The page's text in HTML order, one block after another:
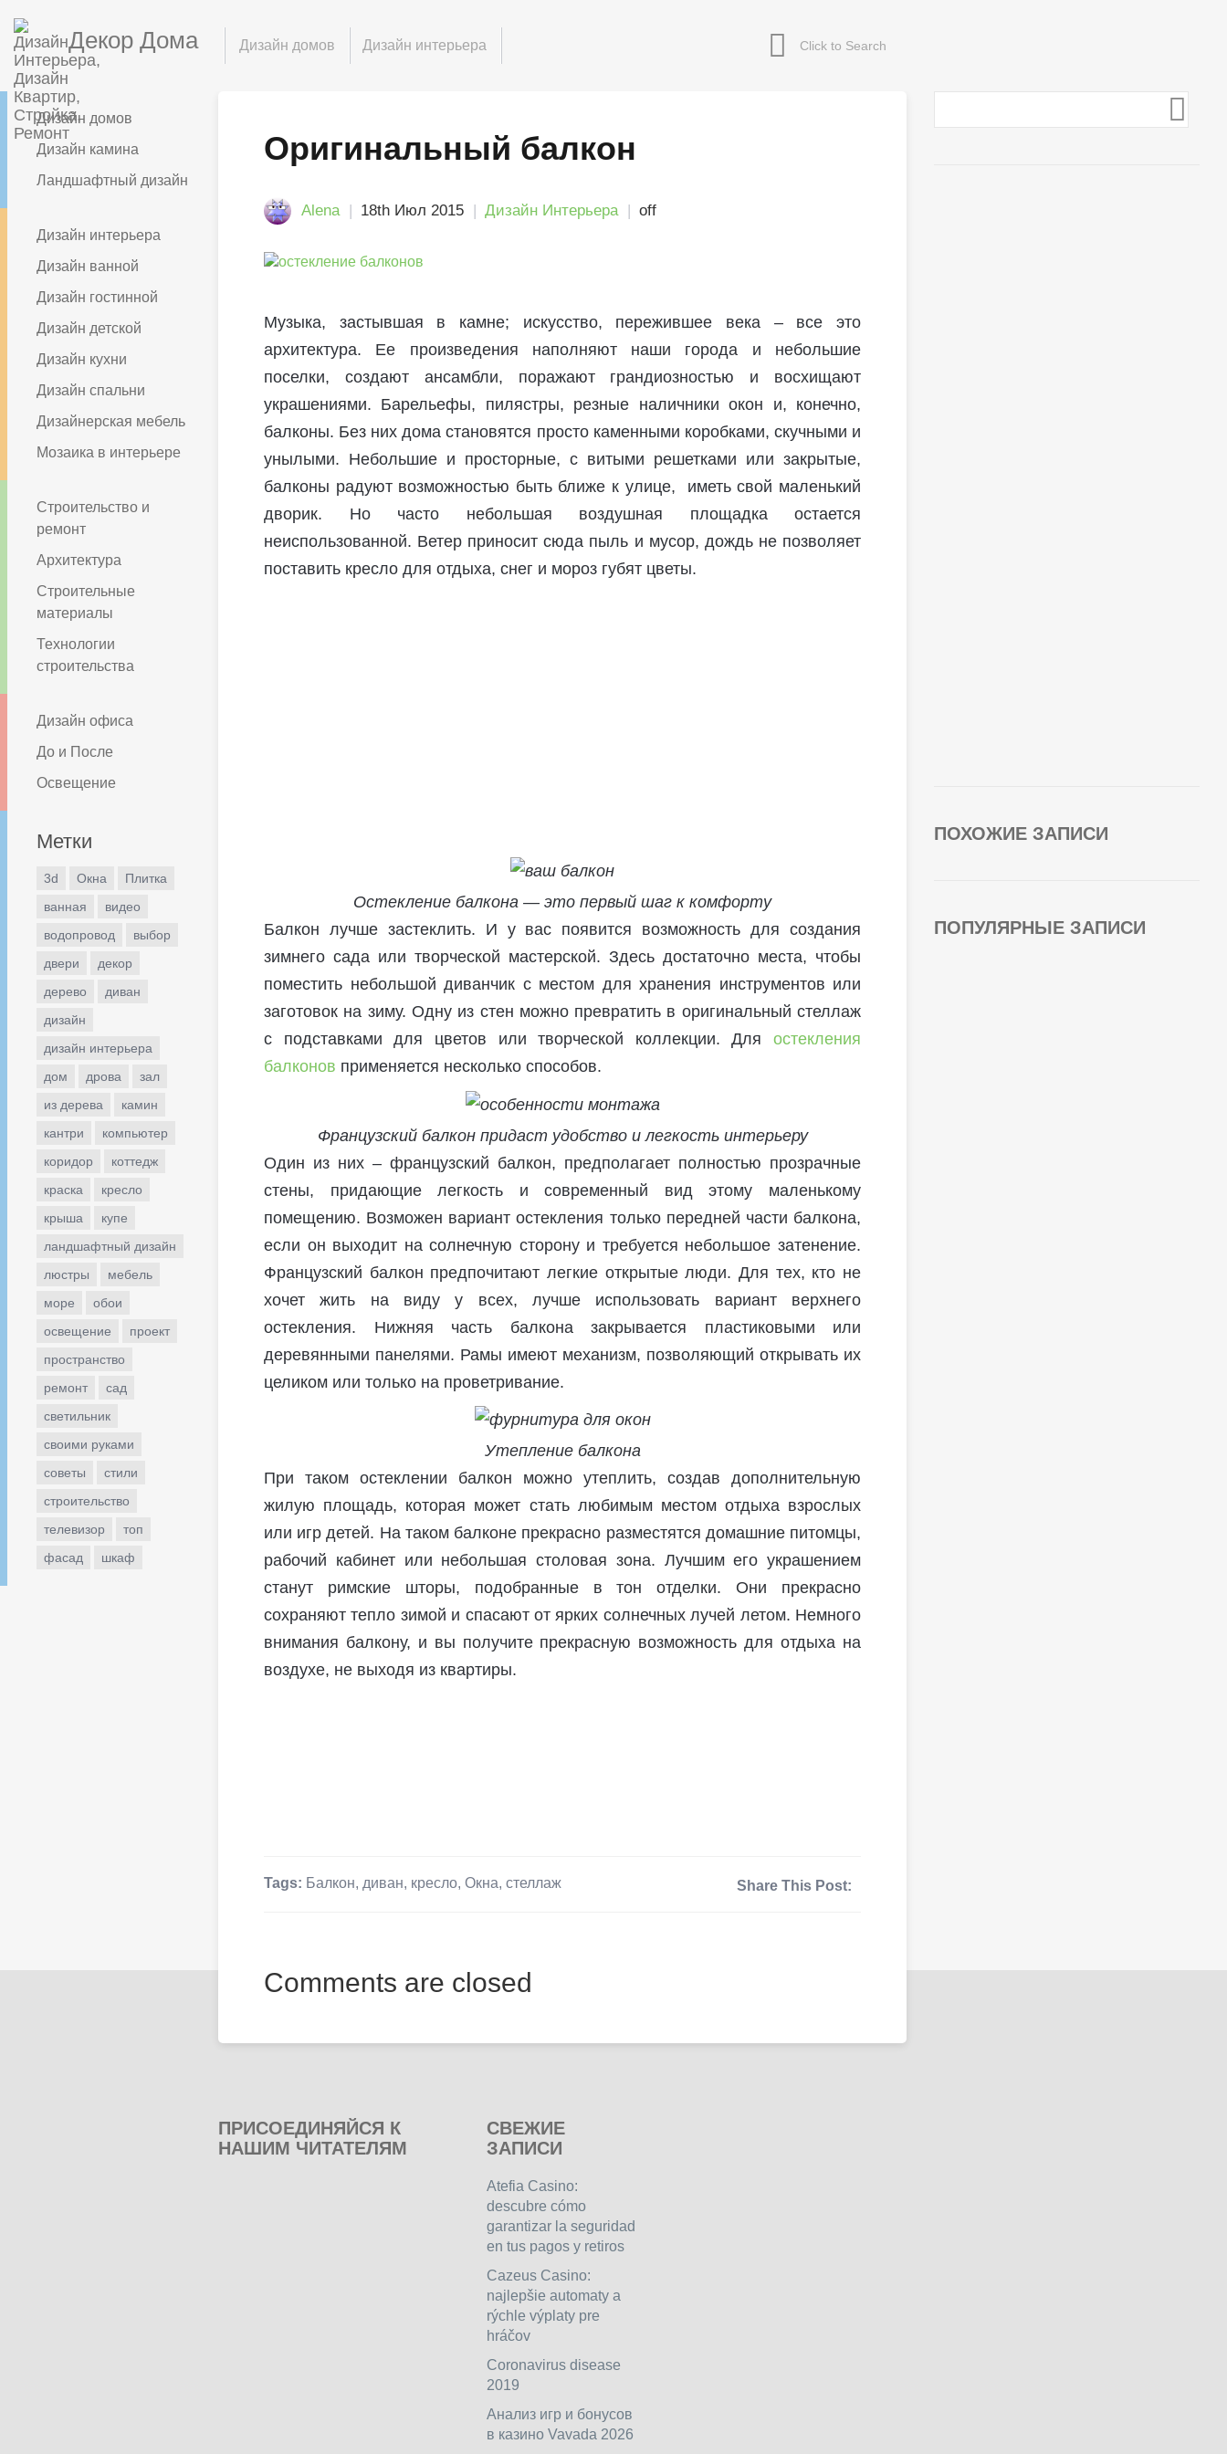
Декор Дома Дизайн домов Дизайн интерьера
Дизайн домов
Дизайн камина
Ландшафтный дизайн
Дизайн интерьера
Дизайн ванной
Дизайн гостинной
Дизайн детской
Дизайн кухни
Дизайн спальни
Дизайнерская мебель
Мозаика в интерьере
Строительство и
ремонт
Архитектура
Строительные
материалы
Технологии
строительства
Дизайн офиса
До и После
Освещение
Метки
3d Окна
Плитка
ванная
видео
водопровод
выбор
двери
декор
дерево
диван
дизайн
дизайн интерьера
дом
дрова
зал
из дерева
камин
кантри
компьютер
коридор
коттедж
краска
кресло
крыша
купе
ландшафтный дизайн
люстры
мебель
море
обои
освещение
проект
пространство
ремонт
сад
светильник
своими руками
советы
стили
строительство
телевизор
топ
фасад
шкаф
Оригинальный балкон
Alena 18th Июл 2015 Дизайн Интерьера off
Музыка, застывшая в камне; искусство, пережившее века – все это
архитектура. Ее произведения наполняют наши города и небольшие
поселки, создают ансамбли, поражают грандиозностью и восхищают
украшениями. Барельефы, пилястры, резные наличники окон и, конечно,
балконы. Без них дома становятся просто каменными коробками, скучными и
унылыми. Небольшие и просторные, с витыми решетками или закрытые,
балконы радуют возможностью быть ближе к улице, иметь свой маленький
дворик. Но часто небольшая воздушная площадка остается
неиспользованной. Ветер приносит сюда пыль и мусор, дождь не позволяет
поставить кресло для отдыха, снег и мороз губят цветы.
Остекление балкона — это первый шаг к комфорту
Балкон лучше застеклить. И у вас появится возможность для создания
зимнего сада или творческой мастерской. Здесь достаточно места, чтобы
поместить небольшой диванчик с местом для хранения инструментов или
заготовок на зиму. Одну из стен можно превратить в оригинальный стеллаж
с подставками для цветов или творческой коллекции. Для остекления
балконов применяется несколько способов.
Французский балкон придаст удобство и легкость интерьеру
Один из них – французский балкон, предполагает полностью прозрачные
стены, придающие легкость и современный вид этому маленькому
помещению. Возможен вариант остекления только передней части балкона,
если он выходит на солнечную сторону и требуется небольшое затенение.
Французский балкон предпочитают легкие открытые люди. Для тех, кто не
хочет жить на виду у всех, лучше использовать вариант верхнего
остекления. Нижняя часть балкона закрывается пластиковыми или
деревянными панелями. Рамы имеют механизм, позволяющий открывать их
целиком или только на проветривание.
Утепление балкона
При таком остеклении балкон можно утеплить, создав дополнительную
жилую площадь, которая может стать любимым местом отдыха взрослых
или игр детей. На таком балконе прекрасно разместятся домашние питомцы,
рабочий кабинет или небольшая столовая зона. Лучшим его украшением
станут римские шторы, подобранные в тон отделки. Они прекрасно
сохраняют тепло зимой и спасают от ярких солнечных лучей летом. Немного
внимания балкону, и вы получите прекрасную возможность для отдыха на
воздухе, не выходя из квартиры.
Tags: Балкон, диван, кресло, Окна, стеллаж Share This Post:
Comments are closed
ПОХОЖИЕ ЗАПИСИ
ПОПУЛЯРНЫЕ ЗАПИСИ
ПРИСОЕДИНЯЙСЯ К
НАШИМ ЧИТАТЕЛЯМ
СВЕЖИЕ
ЗАПИСИ
Atefia Casino:
descubre cómo
garantizar la seguridad
en tus pagos y retiros
Cazeus Casino:
najlepšie automaty a
rýchle výplaty pre
hráčov
Coronavirus disease
2019
Анализ игр и бонусов
в казино Vavada 2026